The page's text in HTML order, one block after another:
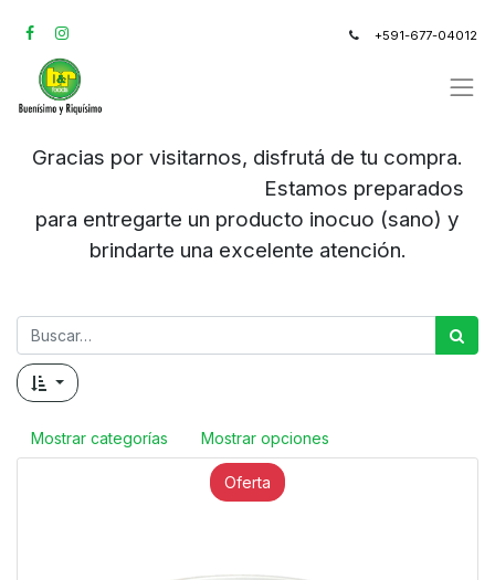
+591-677-04012
Gracias por visitarnos, disfrutá de tu compra.
Estamos preparados
para entregarte un producto inocuo (sano) y
brindarte una excelente atención.
Mostrar categorías Mostrar opciones
Oferta